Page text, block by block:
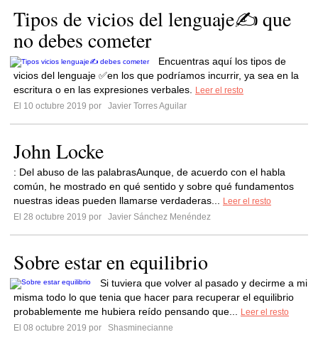
Tipos de vicios del lenguaje✍ que
no debes cometer
Encuentras aquí los tipos de
vicios del lenguaje ✅en los que podríamos incurrir, ya sea en la
escritura o en las expresiones verbales.
Leer el resto
El 10 octubre 2019 por
Javier Torres Aguilar
John Locke
: Del abuso de las palabrasAunque, de acuerdo con el habla
común, he mostrado en qué sentido y sobre qué fundamentos
nuestras ideas pueden llamarse verdaderas...
Leer el resto
El 28 octubre 2019 por
Javier Sánchez Menéndez
Sobre estar en equilibrio
Si tuviera que volver al pasado y decirme a mi
misma todo lo que tenia que hacer para recuperar el equilibrio
probablemente me hubiera reído pensando que...
Leer el resto
El 08 octubre 2019 por
Shasminecianne